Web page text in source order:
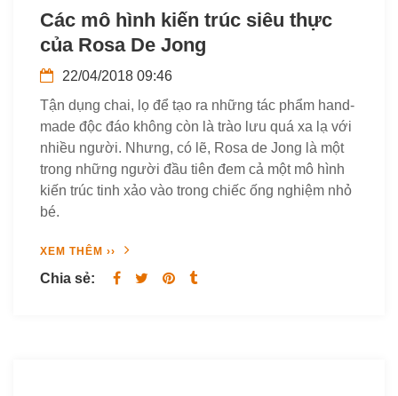
Các mô hình kiến trúc siêu thực
của Rosa De Jong
22/04/2018 09:46
Tận dụng chai, lọ để tạo ra những tác phẩm hand-
made độc đáo không còn là trào lưu quá xa lạ với
nhiều người. Nhưng, có lẽ, Rosa de Jong là một
trong những người đầu tiên đem cả một mô hình
kiến trúc tinh xảo vào trong chiếc ống nghiệm nhỏ
bé.
XEM THÊM ››
Chia sẻ: